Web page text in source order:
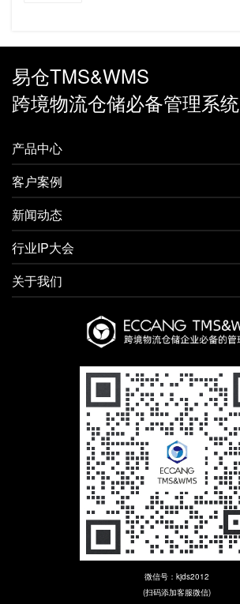
易仓TMS&WMS
跨境物流仓储必备管理系统
产品中心
客户案例
新闻动态
行业IP大会
关于我们
微信号：kjds2012
(扫码添加客服微信)